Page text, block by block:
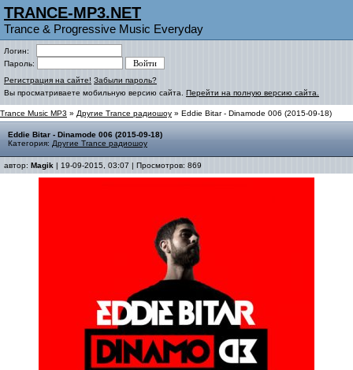
TRANCE-MP3.NET
Trance & Progressive Music Everyday
Логин:
Пароль:
Регистрация на сайте! Забыли пароль?
Вы просматриваете мобильную версию сайта. Перейти на полную версию сайта.
Trance Music MP3 » Другие Trance радиошоу » Eddie Bitar - Dinamode 006 (2015-09-18)
Eddie Bitar - Dinamode 006 (2015-09-18)
Категория: Другие Trance радиошоу
автор: Magik | 19-09-2015, 03:07 | Просмотров: 869